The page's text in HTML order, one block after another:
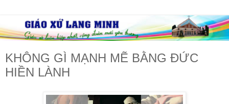
KHÔNG GÌ MẠNH MẼ BẰNG ĐỨC
HIỀN LÀNH